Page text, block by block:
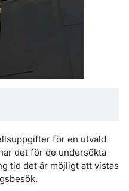
för en utvald
det för de undersökta
tid det är möjligt att vistas